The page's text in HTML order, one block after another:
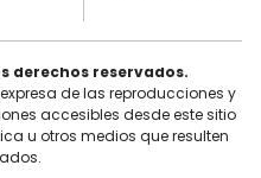
derechos reservados.
expresa de las reproducciones y
accesibles desde este sitio
u otros medios que resulten